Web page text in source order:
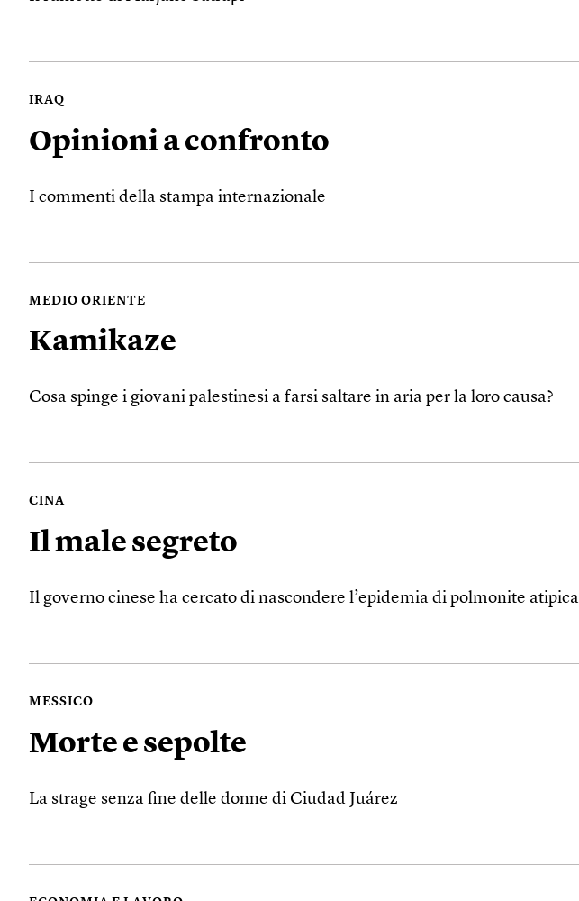
IRAQ
Opinioni a confronto
I commenti della stampa internazionale
MEDIO ORIENTE
Kamikaze
Cosa spinge i giovani palestinesi a farsi saltare in aria per la loro causa?
CINA
Il male segreto
Il governo cinese ha cercato di nascondere l’epidemia di polmonite atipica
MESSICO
Morte e sepolte
La strage senza fine delle donne di Ciudad Juárez